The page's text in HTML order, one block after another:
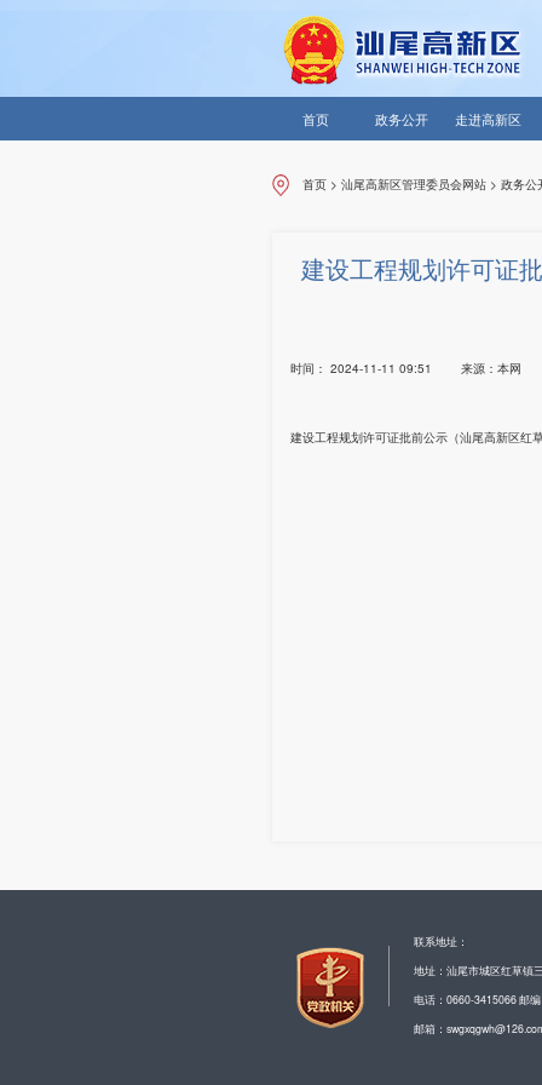
首页 政务公开 走进高新区
首页 >汕尾高新区管理委员会网站 >政务公
建设工程规划许可证
时间： 2024-11-11 09:51 来源： 本网
建设工程规划许可证批前公示（汕尾高新区
联系地址：
地址：汕尾市城区红草镇
电话：0660-3415066 邮
邮箱：